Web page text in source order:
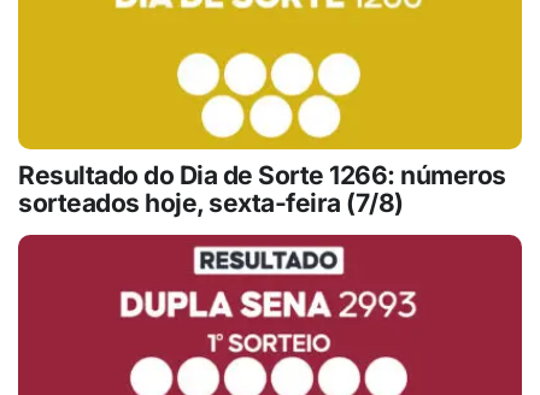
Resultado do Dia de Sorte 1266: números
sorteados hoje, sexta-feira (7/8)